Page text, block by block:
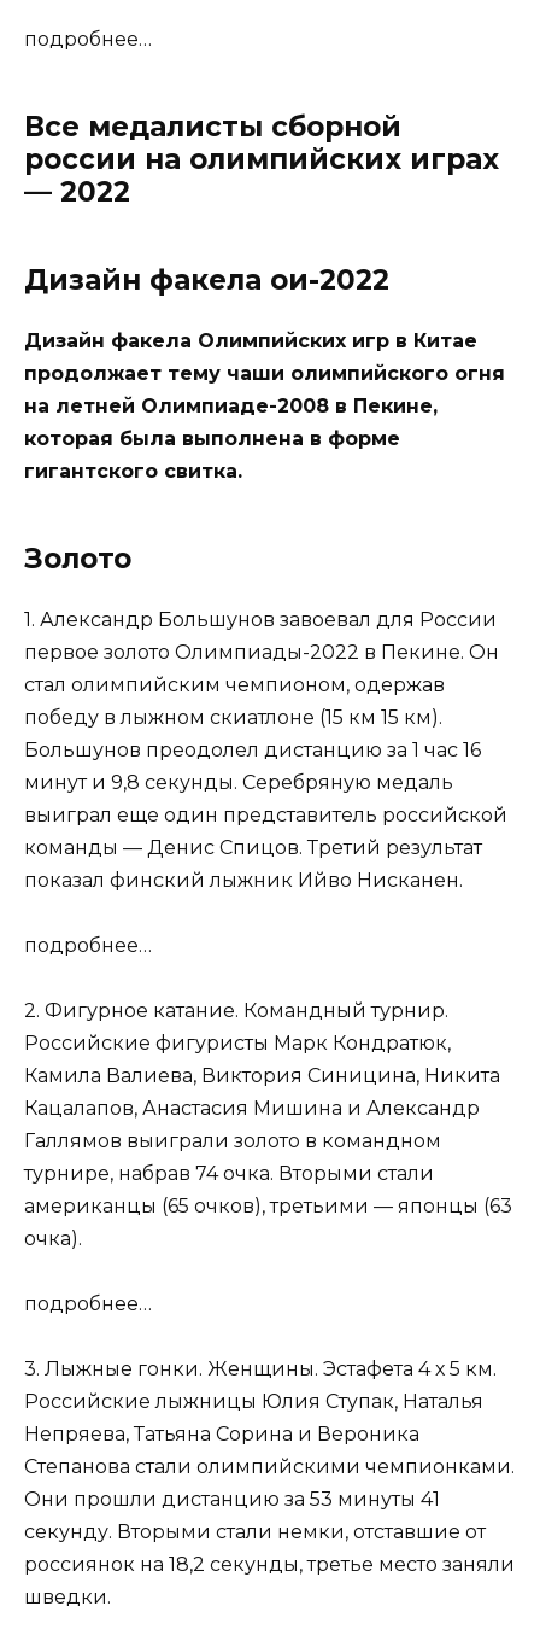
подробнее…
Все медалисты сборной
россии на олимпийских играх
— 2022
Дизайн факела ои-2022
Дизайн факела Олимпийских игр в Китае
продолжает тему чаши олимпийского огня
на летней Олимпиаде-2008 в Пекине,
которая была выполнена в форме
гигантского свитка.
Золото
1. Александр Большунов завоевал для России
первое золото Олимпиады-2022 в Пекине. Он
стал олимпийским чемпионом, одержав
победу в лыжном скиатлоне (15 км 15 км).
Большунов преодолел дистанцию за 1 час 16
минут и 9,8 секунды. Серебряную медаль
выиграл еще один представитель российской
команды — Денис Спицов. Третий результат
показал финский лыжник Ийво Нисканен.
подробнее…
2. Фигурное катание. Командный турнир.
Российские фигуристы Марк Кондратюк,
Камила Валиева, Виктория Синицина, Никита
Кацалапов, Анастасия Мишина и Александр
Галлямов выиграли золото в командном
турнире, набрав 74 очка. Вторыми стали
американцы (65 очков), третьими — японцы (63
очка).
подробнее…
3. Лыжные гонки. Женщины. Эстафета 4 х 5 км.
Российские лыжницы Юлия Ступак, Наталья
Непряева, Татьяна Сорина и Вероника
Степанова стали олимпийскими чемпионками.
Они прошли дистанцию за 53 минуты 41
секунду. Вторыми стали немки, отставшие от
россиянок на 18,2 секунды, третье место заняли
шведки.